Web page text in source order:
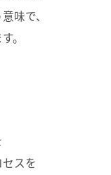
味で、
。
スを